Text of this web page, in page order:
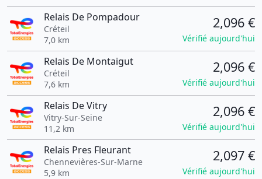
Relais De Pompadour
Créteil
7,0 km
2,096 €
Vérifié aujourd'hui
Relais De Montaigut
Créteil
7,6 km
2,096 €
Vérifié aujourd'hui
Relais De Vitry
Vitry-Sur-Seine
11,2 km
2,096 €
Vérifié aujourd'hui
Relais Pres Fleurant
Chennevières-Sur-Marne
5,9 km
2,097 €
Vérifié aujourd'hui